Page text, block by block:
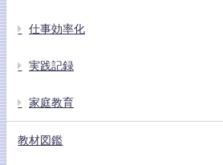
仕事効率化
実践記録
家庭教育
教材図鑑